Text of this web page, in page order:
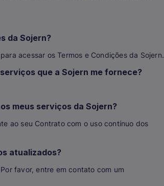
da Sojern?
acessar os Termos e Condições da Sojern.
que a Sojern me fornece?
meus serviços da Sojern?
ao seu Contrato com o uso contínuo dos
atualizados?
favor, entre em contato com um